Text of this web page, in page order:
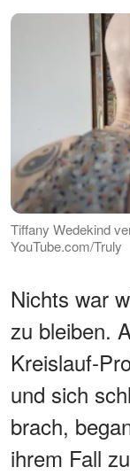
Tiffany Wedekind
YouTube.com/Truly
Nichts war
zu bleiben.
Kreislauf-
und sich
brach,
ihrem Fall